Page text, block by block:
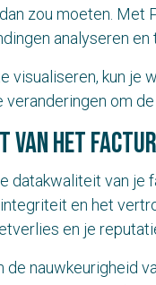
zou moeten. Met
analyseren
visualiseren, kun je
om
van het
datakwaliteit van
en het
en je
de nauwkeurigheid